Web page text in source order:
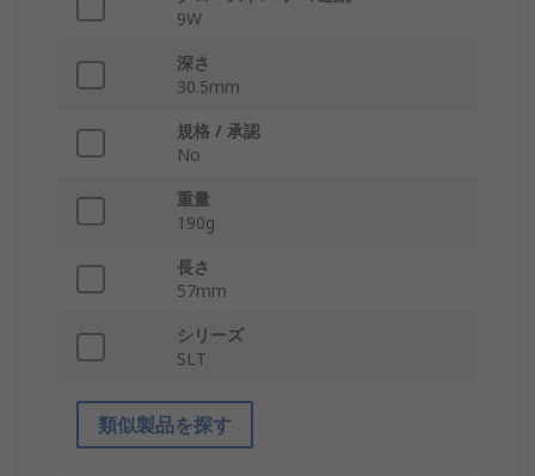
9W
深さ
30.5mm
規格 / 承認
No
重量
190g
長さ
57mm
シリーズ
SLT
類似製品を探す